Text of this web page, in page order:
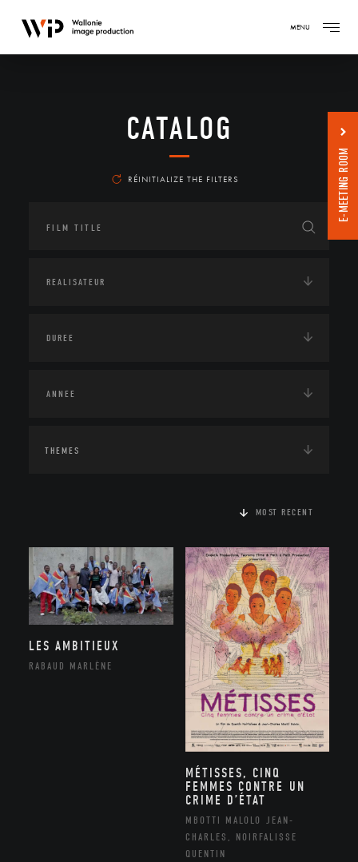
MENU
CATALOG
RÉINITIALIZE THE FILTERS
THEMES
MOST RECENT
LES AMBITIEUX
RABAUD MARLÈNE
MÉTISSES, CINQ
FEMMES CONTRE UN
CRIME D’ÉTAT
MBOTTI MALOLO JEAN-
CHARLES, NOIRFALISSE
QUENTIN
E-MEETING ROOM